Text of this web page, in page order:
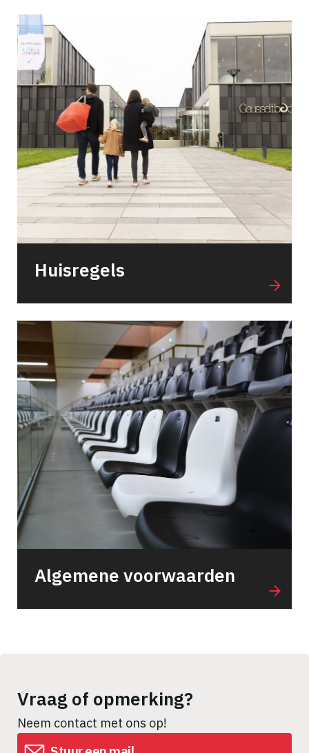
Huisregels
Algemene voorwaarden
Vraag of opmerking?
Neem contact met ons op!